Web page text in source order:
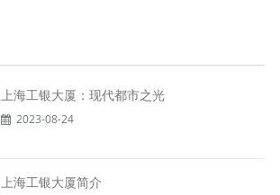
上海工银大厦：现代都市之光
2023-08-24
上海工银大厦简介